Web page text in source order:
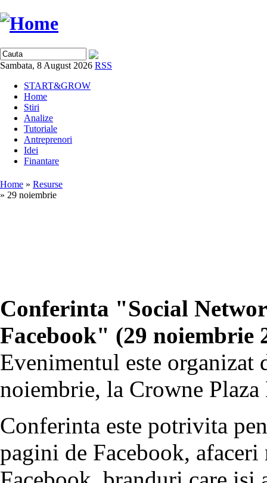
Sambata, 8 August 2026 RSS
START&GROW
Home
Stiri
Analize
Tutoriale
Antreprenori
Idei
Finantare
Home » Resurse
» 29 noiembrie
Conferinta "Social
Facebook" (29 noiembrie
Evenimentul este organizat
noiembrie, la Crowne
Conferinta este potrivita
pagini de Facebook,